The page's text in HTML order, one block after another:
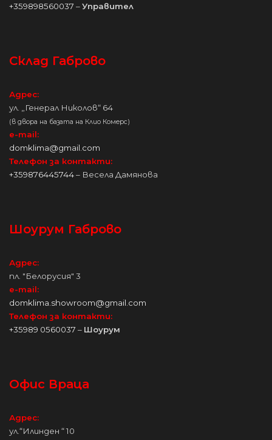
+359898560037 –Управител
Склад Габрово
Адрес:
ул. „Генерал Николов“ 64
(в двора на базата на Клио Комерс)
e-mail:
domklima@gmail.com
Телефон за контакти:
+359876445744– Весела Дамянова
Шоурум Габрово
Адрес:
пл. "Белорусия" 3
e-mail:
domklima.showroom@gmail.com
Телефон за контакти:
+35989 0560037 – Шоурум
Офис Враца
Адрес:
ул.“Илинден “ 10